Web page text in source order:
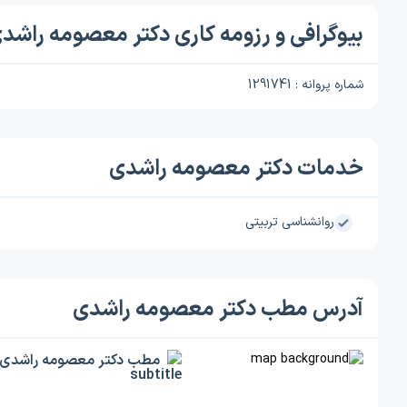
بیوگرافی و رزومه کاری دکتر معصومه
شماره پروانه : 1291741
خدمات دکتر معصومه راشدی
روانشناسی تربیتی
آدرس مطب دکتر معصومه راشدی
مطب دکتر معصومه راشدی